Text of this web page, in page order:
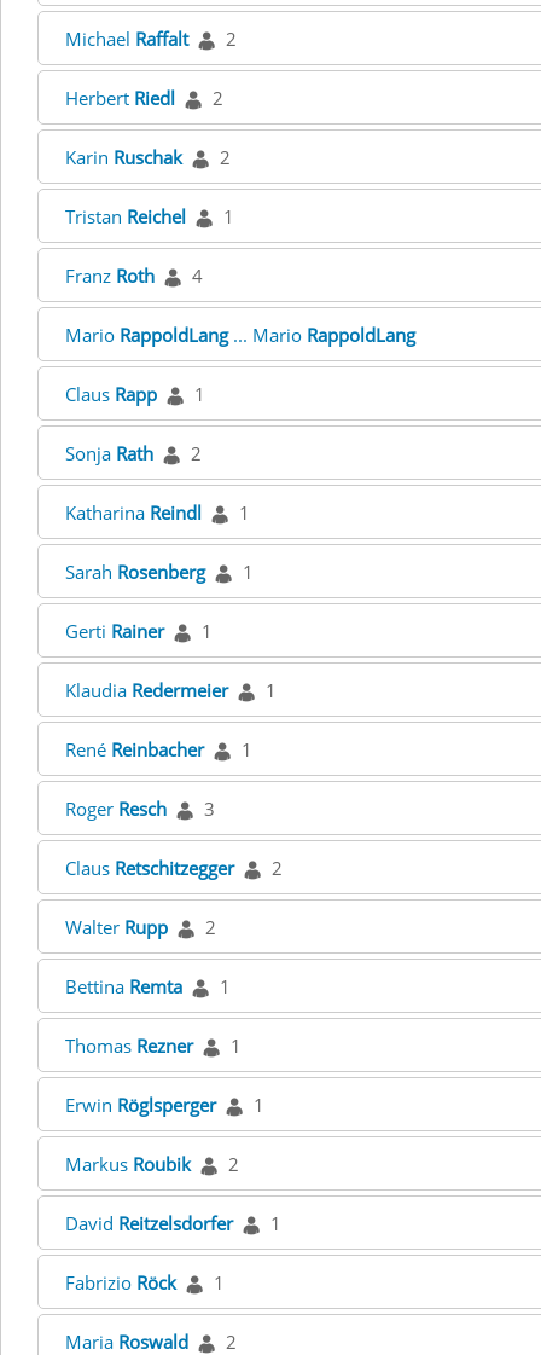
Michael Raffalt 2
Herbert Riedl 2
Karin Ruschak 2
Tristan Reichel 1
Franz Roth 4
Mario RappoldLang... Mario RappoldLang
Claus Rapp 1
Sonja Rath 2
Katharina Reindl 1
Sarah Rosenberg 1
Gerti Rainer 1
Klaudia Redermeier 1
René Reinbacher 1
Roger Resch 3
Claus Retschitzegger 2
Walter Rupp 2
Bettina Remta 1
Thomas Rezner 1
Erwin Röglsperger 1
Markus Roubik 2
David Reitzelsdorfer 1
Fabrizio Röck 1
Maria Roswald 2